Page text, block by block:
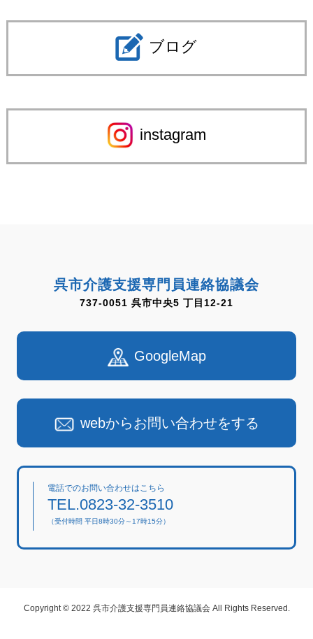
ブログ
instagram
呉市介護支援専門員連絡協議会
737-0051 呉市中央5 丁目12-21
GoogleMap
webからお問い合わせをする
電話でのお問い合わせはこちら
TEL.0823-32-3510
（受付時間 平日8時30分～17時15分）
Copyright © 2022 呉市介護支援専門員連絡協議会 All Rights Reserved.